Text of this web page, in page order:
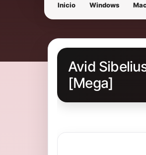
Inicio Windows
Avid
[Mega]